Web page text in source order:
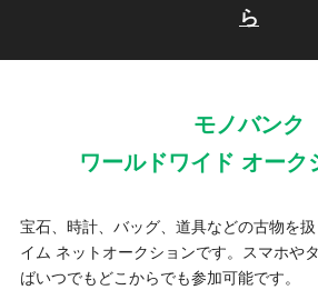
ら
モノバンク
ワールドワイド オーク
宝石、時計、バッグ、道具などの古物を
イム ネットオークションです。スマホや
ばいつでもどこからでも参加可能です。